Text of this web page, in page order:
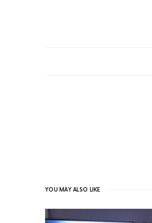
YOU MAY ALSO LIKE